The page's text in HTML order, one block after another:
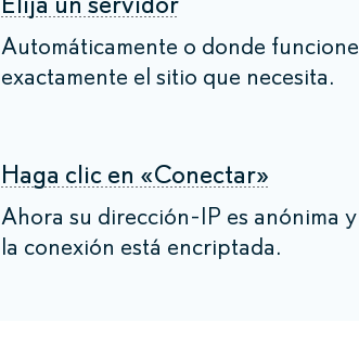
Automáticamente o donde funcione
exactamente el sitio que necesita.
Haga clic en «Conectar»
Ahora su dirección-IP es anónima y
la conexión está encriptada.